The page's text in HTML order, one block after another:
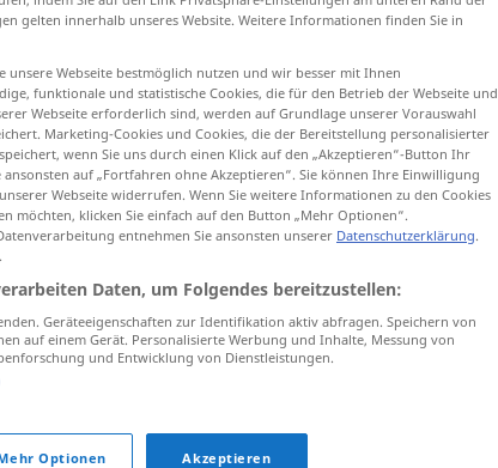
deployment
Dislokation GEOL
Dislokation MIL
gelten innerhalb unseres Website. Weitere Informationen finden Sie in
unsere Webseite bestmöglich nutzen und wir besser mit Ihnen
funktionale und statistische Cookies, die für den Betrieb der Webseite und
Webseite erforderlich sind, werden auf Grundlage unserer Vorauswahl
Marketing-Cookies und Cookies, die der Bereitstellung personalisierter
wenn Sie uns durch einen Klick auf den „Akzeptieren“-Button Ihr
ansonsten auf „Fortfahren ohne Akzeptieren“. Sie können Ihre Einwilligung
Webseite widerrufen. Wenn Sie weitere Informationen zu den Cookies
möchten, klicken Sie einfach auf den Button „Mehr Optionen“.
entnehmen Sie ansonsten unserer Datenschutzerklärung.
.
Daten, um Folgendes bereitzustellen:
Geräteeigenschaften zur Identifikation aktiv abfragen. Speichern von
auf einem Gerät. Personalisierte Werbung und Inhalte, Messung von
und Entwicklung von Dienstleistungen.
Optionen Akzeptieren